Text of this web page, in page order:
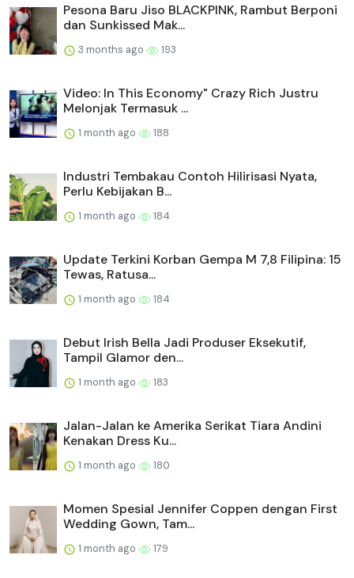
Pesona Baru Jiso BLACKPINK, Rambut Berponi
dan Sunkissed Mak...
3 months ago 193
Video: In This Economy" Crazy Rich Justru
Melonjak Termasuk ...
1 month ago 188
Industri Tembakau Contoh Hilirisasi Nyata,
Perlu Kebijakan B...
1 month ago 184
Update Terkini Korban Gempa M 7,8 Filipina: 15
Tewas, Ratusa...
1 month ago 184
Debut Irish Bella Jadi Produser Eksekutif,
Tampil Glamor den...
1 month ago 183
Jalan-Jalan ke Amerika Serikat Tiara Andini
Kenakan Dress Ku...
1 month ago 180
Momen Spesial Jennifer Coppen dengan First
Wedding Gown, Tam...
1 month ago 179